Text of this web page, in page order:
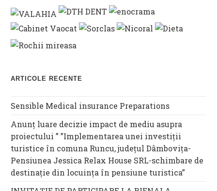
ARTICOLE RECENTE
Sensible Medical insurance Preparations
Anunț luare decizie impact de mediu asupra
proiectului ” ”Implementarea unei investiții
turistice în comuna Runcu, județul Dâmbovița-
Pensiunea Jessica Relax House SRL-schimbare de
destinație din locuința în pensiune turistica”